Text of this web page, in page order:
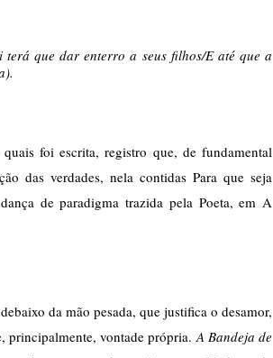
que dar enterro a seus filhos/E até que a
foi escrita, registro que, de fundamental
das verdades, nela contidas Para que seja
de paradigma trazida pela Poeta, em A
da mão pesada, que justifica o desamor,
principalmente, vontade própria. A Bandeja de